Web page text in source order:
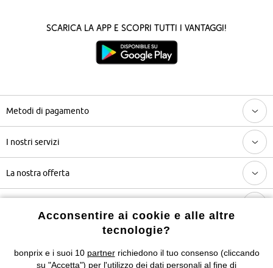
Scarica la App e scopri tutti i vantaggi!
Metodi di pagamento
I nostri servizi
La nostra offerta
Acconsentire ai cookie e alle altre
tecnologie?
bonprix e i suoi 10 partnerrichiedono il tuo consenso (cliccando
su "Accetta") per l'utilizzo dei dati personali al fine di